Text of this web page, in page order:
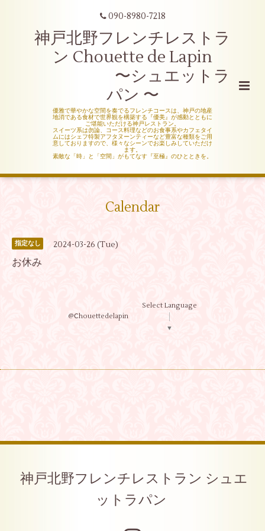
090-8980-7218
神戸北野フレンチレストラ
ン Chouette de Lapin
〜シュエットラ
パン 〜
優雅で華やかな空間を奏でるフレンチコースは、神戸の地産
地消である食材で世界観を構築する『優美』が感動とともに
ご堪能いただける神戸レストラン。
スイーツ系は勿論、コース料理などのお食事系やカフェタイ
ムにはシェフ特製アフタヌーンティーなど豊富な種類をご用
意しておりますので、様々なシーンでお楽しみしていただけ
ます。
素敵な「時」と「空間」がもてなす『至極』のひとときを。
Calendar
指定なし 2024-03-26 (Tue)
お休み
@Ⅽhouettedelapin
Select Language
▼
神戸北野フレンチレストラン シュエ
ットラパン